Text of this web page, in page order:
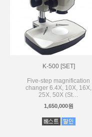
K-500 [SET]
Five-step magnification
changer 6.4X, 10X, 16X,
25X, 50X (St…
1,650,000원